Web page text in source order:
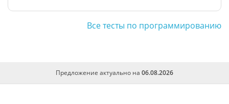
Все тесты по программированию
Предложение актуально на 06.08.2026